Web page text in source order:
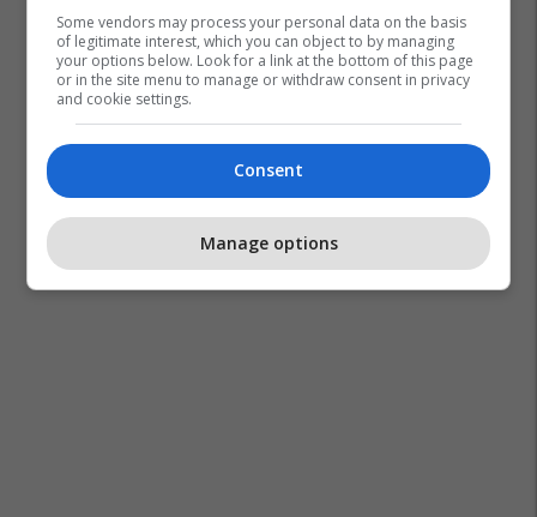
Some vendors may process your personal data on the basis
of legitimate interest, which you can object to by managing
your options below. Look for a link at the bottom of this page
or in the site menu to manage or withdraw consent in privacy
and cookie settings.
Consent
Manage options